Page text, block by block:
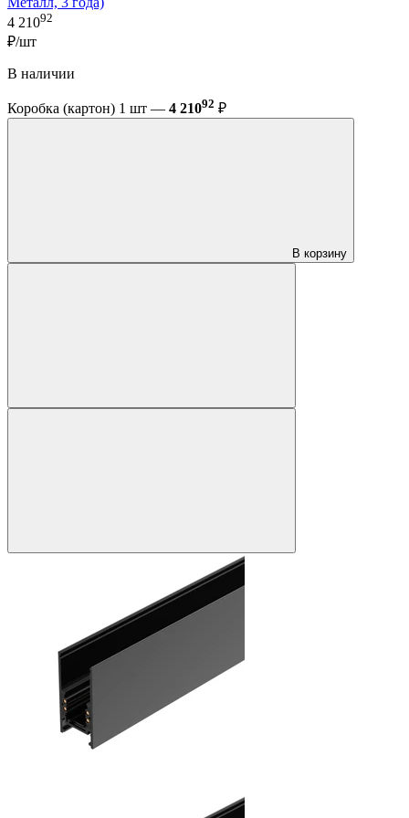
4 21092
₽/шт
В наличии
Коробка (картон) 1 шт — 4 21092 ₽
В корзину